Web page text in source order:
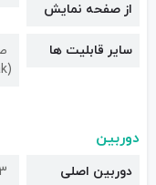
از صفحه نمایش
سایر قابلیت ها
(peak)
دوربین
دوربین اصلی 3 ماژول دوربین